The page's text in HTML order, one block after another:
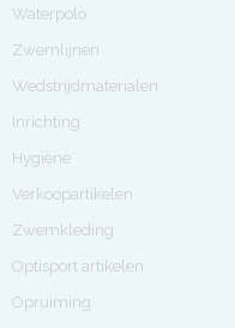
Waterpolo
Zwemlijnen
Wedstrijdmaterialen
Inrichting
Hygiëne
Verkoopartikelen
Zwemkleding
Optisport artikelen
Opruiming